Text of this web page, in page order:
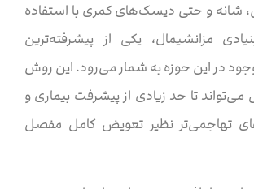
شانه و حتی دیسک‌های کمری با استفاده
مزانشیمال، یکی از پیشرفته‌ترین
در این حوزه به شمار می‌رود. این روش
تا حد زیادی از پیشرفت بیماری و
تهاجمی‌تر نظیر تعویض کامل مفصل